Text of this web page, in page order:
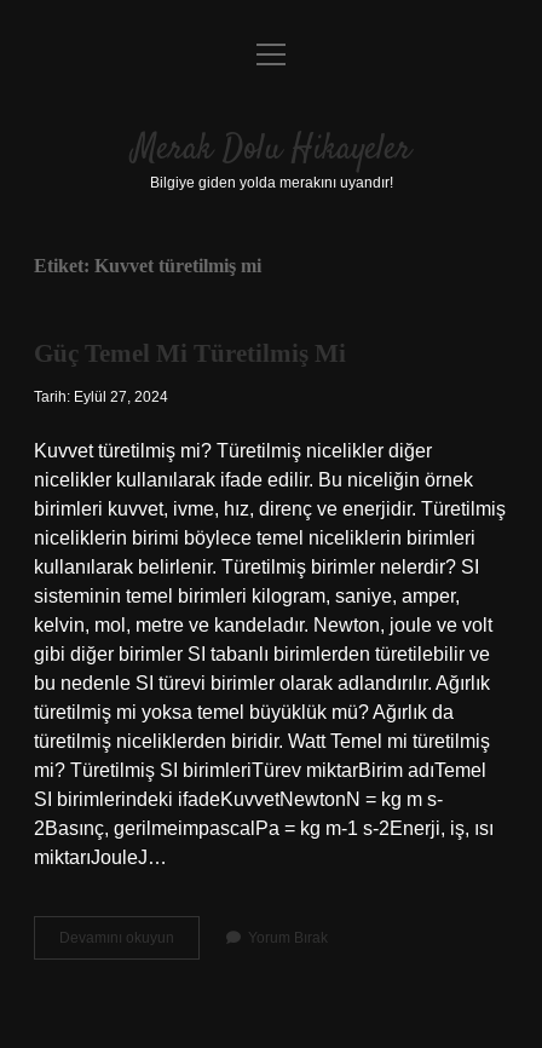
Anasayfa
Yasal Uyarı
menüyü
Merak Dolu Hikayeler
Bilgiye giden yolda merakını uyandır!
Etiket: Kuvvet türetilmiş mi
Güç Temel Mi Türetilmiş Mi
Tarih: Eylül 27, 2024
Kuvvet türetilmiş mi? Türetilmiş nicelikler diğer
nicelikler kullanılarak ifade edilir. Bu niceliğin örnek
birimleri kuvvet, ivme, hız, direnç ve enerjidir. Türetilmiş
niceliklerin birimi böylece temel niceliklerin birimleri
kullanılarak belirlenir. Türetilmiş birimler nelerdir? SI
sisteminin temel birimleri kilogram, saniye, amper,
kelvin, mol, metre ve kandeladır. Newton, joule ve volt
gibi diğer birimler SI tabanlı birimlerden türetilebilir ve
bu nedenle SI türevi birimler olarak adlandırılır. Ağırlık
türetilmiş mi yoksa temel büyüklük mü? Ağırlık da
türetilmiş niceliklerden biridir. Watt Temel mi türetilmiş
mi? Türetilmiş SI birimleriTürev miktarBirim adıTemel
SI birimlerindeki ifadeKuvvetNewtonN = kg m s-
2Basınç, gerilmeimpascalPa = kg m-1 s-2Enerji, iş, ısı
miktarıJouleJ…
Devamını okuyun
Temel
Yorum Bırak